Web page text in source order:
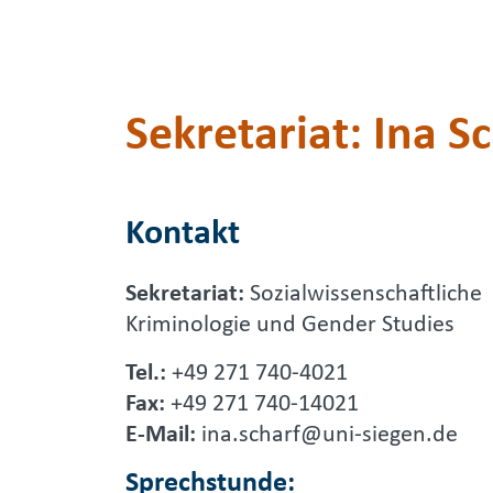
Sekretariat: Ina
Kontakt
Sekretariat: Sozialwissenschaftliche
Kriminologie und Gender Studies
Tel.: +49 271 740-4021
Fax: +49 271 740-14021
E-Mail: ina.scharf@uni-siegen.de
Sprechstunde: